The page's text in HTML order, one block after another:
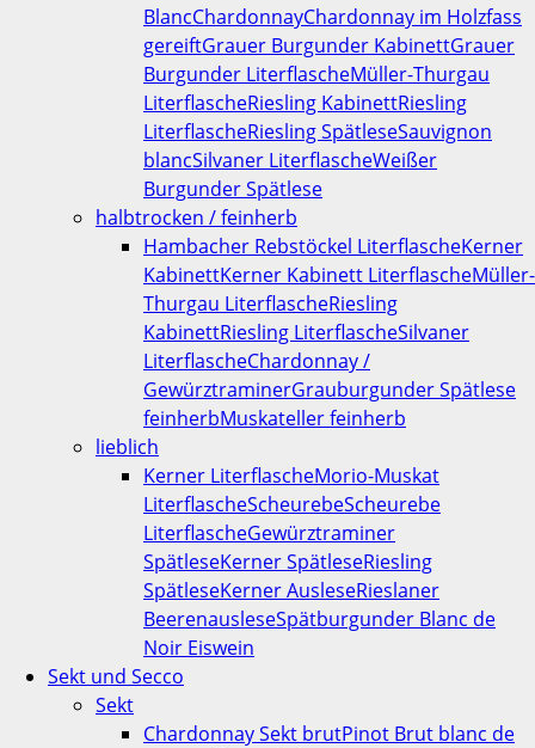
BlancChardonnayChardonnay im Holzfass
gereiftGrauer Burgunder KabinettGrauer
Burgunder LiterflascheMüller-Thurgau
LiterflascheRiesling KabinettRiesling
LiterflascheRiesling SpätleseSauvignon
blancSilvaner LiterflascheWeißer
Burgunder Spätlese
halbtrocken / feinherb
Hambacher Rebstöckel LiterflascheKerner
KabinettKerner Kabinett LiterflascheMüller-
Thurgau LiterflascheRiesling
KabinettRiesling LiterflascheSilvaner
LiterflascheChardonnay /
GewürztraminerGrauburgunder Spätlese
feinherbMuskateller feinherb
lieblich
Kerner LiterflascheMorio-Muskat
LiterflascheScheurebeScheurebe
LiterflascheGewürztraminer
SpätleseKerner SpätleseRiesling
SpätleseKerner AusleseRieslaner
BeerenausleseSpätburgunder Blanc de
Noir Eiswein
Sekt und Secco
Sekt
Chardonnay Sekt brutPinot Brut blanc de